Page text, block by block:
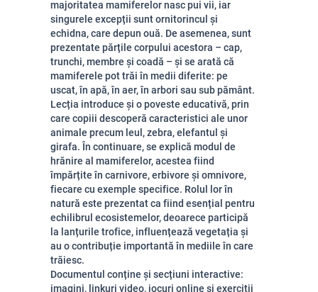
majoritatea mamiferelor nasc pui vii, iar
singurele excepții sunt ornitorincul și
echidna, care depun ouă. De asemenea, sunt
prezentate părțile corpului acestora – cap,
trunchi, membre și coadă – și se arată că
mamiferele pot trăi în medii diferite: pe
uscat, în apă, în aer, în arbori sau sub pământ.
Lecția introduce și o poveste educativă, prin
care copiii descoperă caracteristici ale unor
animale precum leul, zebra, elefantul și
girafa. În continuare, se explică modul de
hrănire al mamiferelor, acestea fiind
împărțite în carnivore, erbivore și omnivore,
fiecare cu exemple specifice. Rolul lor în
natură este prezentat ca fiind esențial pentru
echilibrul ecosistemelor, deoarece participă
la lanțurile trofice, influențează vegetația și
au o contribuție importantă în mediile în care
trăiesc.
Documentul conține și secțiuni interactive:
imagini, linkuri video, jocuri online și exerciții